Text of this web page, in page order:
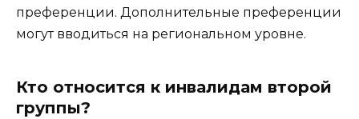
преференции. Дополнительные преференции
могут вводиться на региональном уровне.
Кто относится к инвалидам второй
группы?